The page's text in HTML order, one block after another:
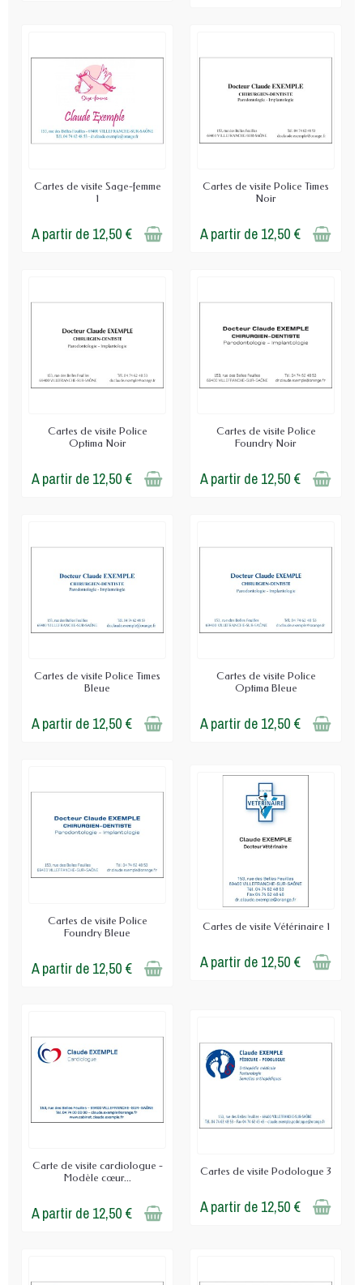
Cartes de visite Sage-femme
1
A partir de 12,50 €
Cartes de visite Police Times
Noir
A partir de 12,50 €
Cartes de visite Police
Optima Noir
A partir de 12,50 €
Cartes de visite Police
Foundry Noir
A partir de 12,50 €
Cartes de visite Police Times
Bleue
A partir de 12,50 €
Cartes de visite Police
Optima Bleue
A partir de 12,50 €
Cartes de visite Police
Foundry Bleue
A partir de 12,50 €
Cartes de visite Vétérinaire 1
A partir de 12,50 €
Carte de visite cardiologue -
Modèle cœur...
A partir de 12,50 €
Cartes de visite Podologue 3
A partir de 12,50 €